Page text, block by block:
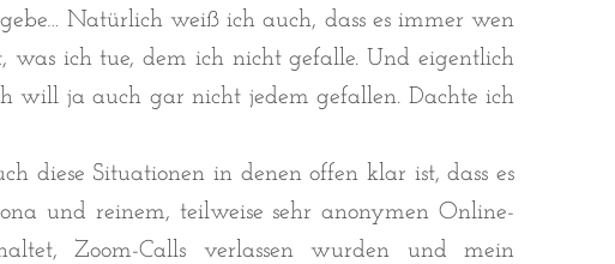
Natürlich weiß ich auch, dass es immer wen
ich tue, dem ich nicht gefalle. Und eigentlich
will ja auch gar nicht jedem gefallen. Dachte ich
diese Situationen in denen offen klar ist, dass es
und reinem, teilweise sehr anonymen Online-
Zoom-Calls verlassen wurden und mein